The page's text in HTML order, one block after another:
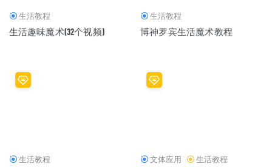
生活教程
生活趣味魔术(32个视频)
生活教程
博神罗宾生活魔术教程
生活教程 文体应用 生活教程